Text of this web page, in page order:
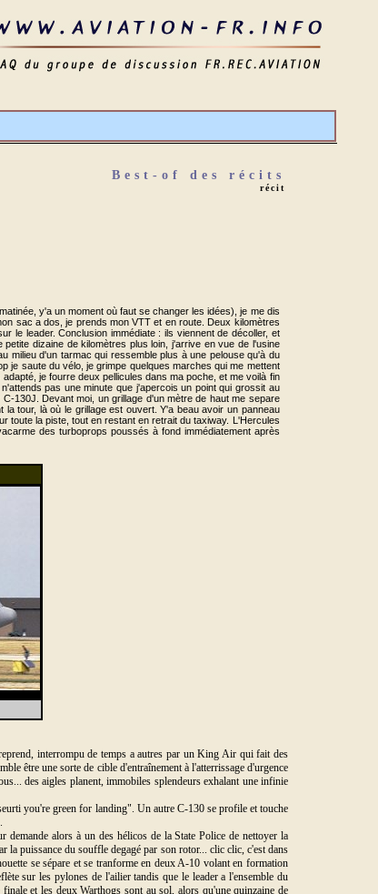
Best-of des récits
récit
y'a un moment où faut se changer les idées), je me dis
sac a dos, je prends mon VTT et en route. Deux kilomètres
le leader. Conclusion immédiate : ils viennent de décoller, et
dizaine de kilomètres plus loin, j'arrive en vue de l'usine
milieu d'un tarmac qui ressemble plus à une pelouse qu'à du
je saute du vélo, je grimpe quelques marches qui me mettent
je fourre deux pellicules dans ma poche, et me voilà fin
pas une minute que j'apercois un point qui grossit au
130J. Devant moi, un grillage d'un mètre de haut me separe
tour, là où le grillage est ouvert. Y'a beau avoir un panneau
toute la piste, tout en restant en retrait du taxiway. L'Hercules
des turboprops poussés à fond immédiatement après
interrompu de temps a autres par un King Air qui fait des
être une sorte de cible d'entraînement à l'atterrissage d'urgence
des aigles planent, immobiles splendeurs exhalant une infinie
you're green for landing". Un autre C-130 se profile et touche
alors à un des hélicos de la State Police de nettoyer la
la puissance du souffle degagé par son rotor... clic clic, c'est dans
se sépare et se tranforme en deux A-10 volant en formation
sur les pylones de l'ailier tandis que le leader a l'ensemble du
et les deux Warthogs sont au sol, alors qu'une quinzaine de